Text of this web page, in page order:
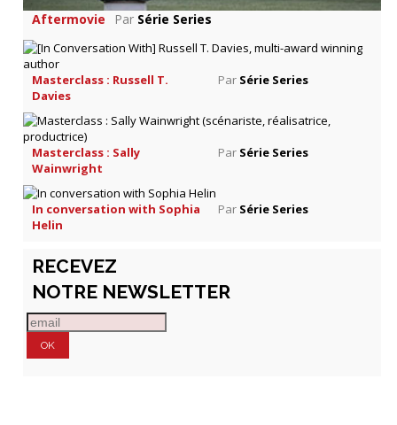
Aftermovie Par Série Series
Masterclass : Russell T.
Davies
Par Série Series
Masterclass : Sally
Wainwright
Par Série Series
In conversation with Sophia
Helin
Par Série Series
RECEVEZ
NOTRE NEWSLETTER